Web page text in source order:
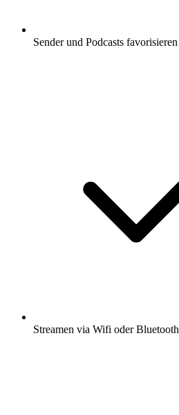
Sender und Podcasts favorisieren
Streamen via Wifi oder Bluetooth